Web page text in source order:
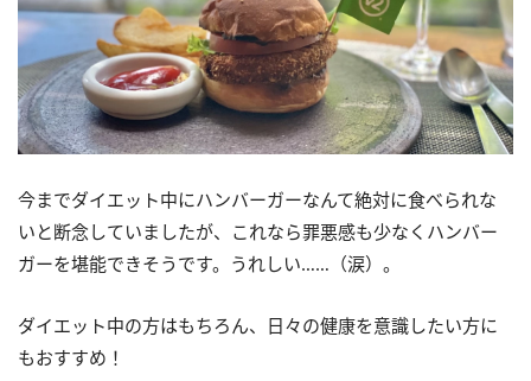
今までダイエット中にハンバーガーなんて絶対に食べられな
いと断念していましたが、これなら罪悪感も少なくハンバー
ガーを堪能できそうです。うれしい……（涙）。
ダイエット中の方はもちろん、日々の健康を意識したい方に
もおすすめ！